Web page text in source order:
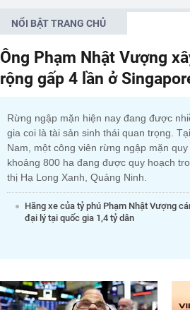
NỔI BẬT TRANG CHỦ
Ông Phạm Nhật Vượng
rộng gấp 4 lần ở
Rừng ngập mặn hiện nay đang được
gia coi là tài sản sinh thái quan trọng.
Nam, một công viên rừng ngập mặn quy
khoảng 800 ha đang được quy hoạch
thị Hạ Long Xanh, Quảng Ninh.
Hãng xe của tỷ phú Phạm Nhật Vượng
đại lý tại quốc gia 1,4 tỷ dân